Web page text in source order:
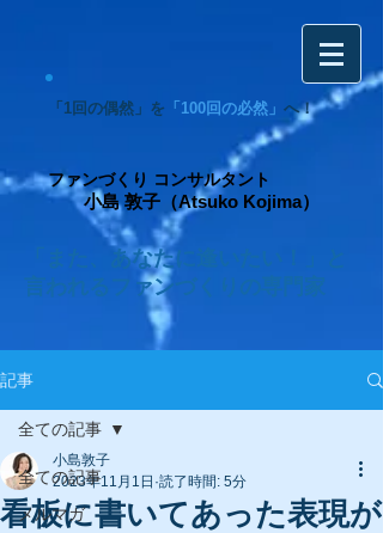
「1回の偶然」を 「100回の必然」 へ！
ファンづくり コンサルタント
小島 敦子（Atsuko Kojima）
「また、あなたに逢いたい！」と
言われるファンづくりの専門家
記事
全ての記事
メルマガ
全ての記事
看板に書いてあった表現が
小島敦子
2023年11月1日 読了時間: 5分